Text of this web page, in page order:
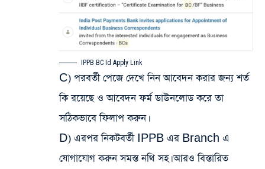
IPPB BC Id Apply Link
C) পরবর্তী পেজে দেখে নিন আবেদন করার জন্য শর্ত
কি রয়েছে ও আবেদন ফর্ম ডাউনলোড করে তা
সঠিকভাবে ফিলাপ করুন।
D) এরপর নিকটবর্তী IPPB এর Branch এ
যোগাযোগ করুন সমস্ত নথি সহ। আরও বিস্তারিত